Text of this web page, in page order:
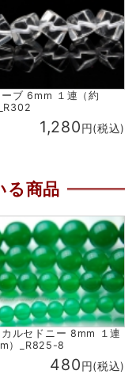
ブ 6mm １連（約
1,280円(税込)
る商品
ルセドニー 8mm １連
）_R825-8
480円(税込)